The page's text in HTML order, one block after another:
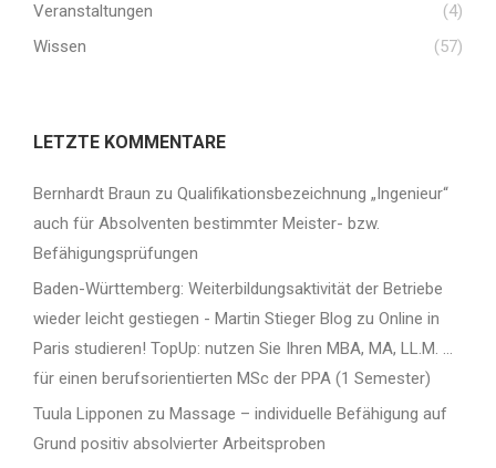
Veranstaltungen
(4)
Wissen
(57)
LETZTE KOMMENTARE
Bernhardt Braun zu Qualifikationsbezeichnung „Ingenieur“
auch für Absolventen bestimmter Meister- bzw.
Befähigungsprüfungen
Baden-Württemberg: Weiterbildungsaktivität der Betriebe
wieder leicht gestiegen - Martin Stieger Blog zu Online in
Paris studieren! TopUp: nutzen Sie Ihren MBA, MA, LL.M. …
für einen berufsorientierten MSc der PPA (1 Semester)
Tuula Lipponen zu Massage – individuelle Befähigung auf
Grund positiv absolvierter Arbeitsproben